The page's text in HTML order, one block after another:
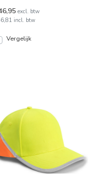
excl. btw
incl. btw
Vergelijk